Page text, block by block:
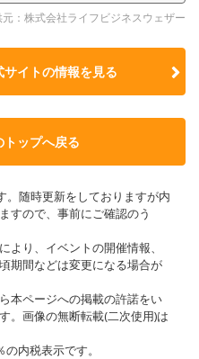
：株式会社ライフビジネスウェザー
サイトの情報を見る
トップへ戻る
随時更新をしておりますが内
すので、事前にご確認のう
り、イベントの開催情報、
期間などは変更になる場合が
本ページへの掲載の許諾をい
。画像の無断転載(二次使用)は
内税表示です。